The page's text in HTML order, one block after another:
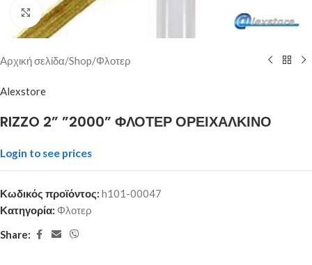
Click to enlarge
Αρχική σελίδα/Shop/Φλοτερ
Alexstore
RIZZO 2” ”2000” ΦΛΟΤΕΡ ΟΡΕΙΧΑΛΚΙΝΟ
Login to see prices
Κωδικός προϊόντος: h101-00047
Κατηγορία: Φλοτερ
Share: